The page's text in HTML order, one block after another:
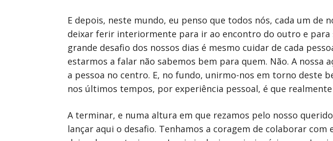
E depois, neste mundo, eu penso que todos nós, cada um de
deixar ferir interiormente para ir ao encontro do outro e para
grande desafio dos nossos dias é mesmo cuidar de cada
estarmos a falar não sabemos bem para quem. Não. A
a pessoa no centro. E, no fundo, unirmo-nos em torno deste
nos últimos tempos, por experiência pessoal, é que
A terminar, e numa altura em que rezamos pelo nosso
lançar aqui o desafio. Tenhamos a coragem de colaborar